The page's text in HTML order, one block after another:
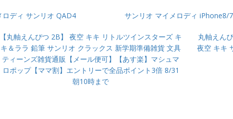
ディ サンリオ QAD4 サンリオ マイメロディ
【丸軸えんぴつ 2B】 夜空 キキ リトルツインスターズ キ
キ＆ララ 鉛筆 サンリオ クラックス 新学期準備雑貨 文具
ティーンズ雑貨通販【メール便可】【あす楽】マシュマ
ロポップ【ママ割】エントリーで全品ポイント3倍 8/31
朝10時まで
丸軸えん
夜空 キキ